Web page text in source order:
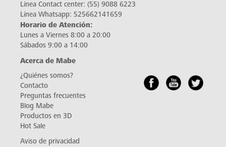
Línea Contact center: (55) 9088 6223
Línea Whatsapp: 525662141659
Horario de Atención:
Lunes a Viernes 8:00 a 20:00
Sábados 9:00 a 14:00
Acerca de Mabe
¿Quiénes somos?
Contacto
Preguntas frecuentes
Blog Mabe
Productos en 3D
Hot Sale
Aviso de privacidad